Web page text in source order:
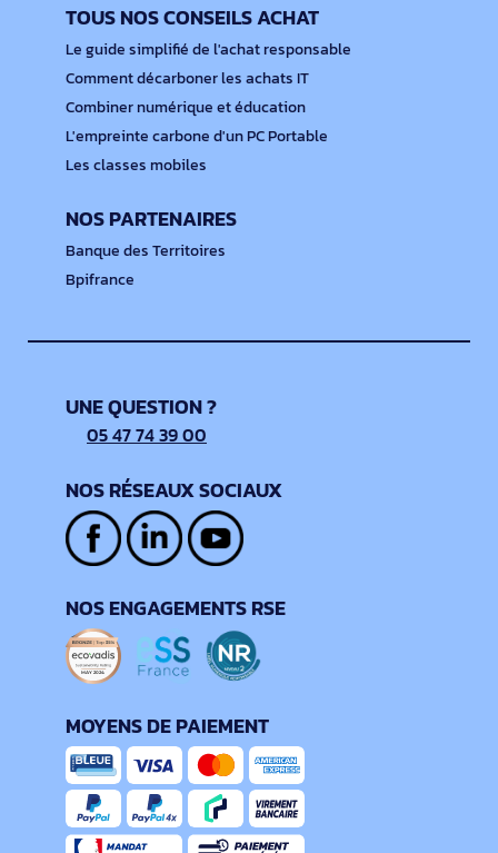
TOUS NOS CONSEILS ACHAT
Le guide simplifié de l'achat responsable
Comment décarboner les achats IT
Combiner numérique et éducation
L'empreinte carbone d'un PC Portable
Les classes mobiles
NOS PARTENAIRES
Banque des Territoires
Bpifrance
UNE QUESTION ?
05 47 74 39 00
NOS RÉSEAUX SOCIAUX
NOS ENGAGEMENTS RSE
MOYENS DE PAIEMENT